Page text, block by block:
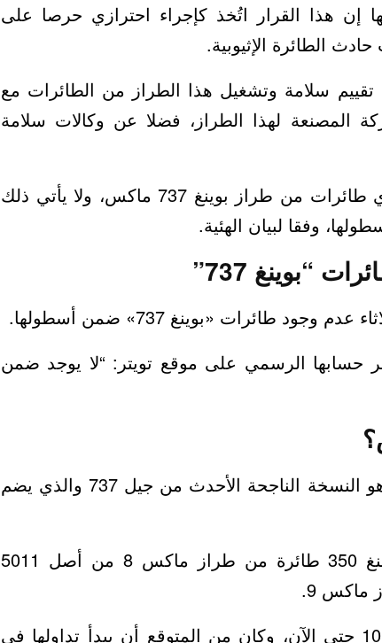
إن هذا القرار اتُخذ كإجراء احترازي حرصا على
الطائرة الإثيوبية.
تقييم سلامة وتشغيل هذا الطراز من الطائرات مع
المصنعة لهذا الطراز، فضلا عن وكالات سلامة
يُذكر أن شركة مصر للطيران لا تمتلك أي طائرات من طراز بوينغ 737 ماكس، ولا يأتي ذلك
وفقا لبيان الهئية.
“بوينغ 737”
طائرات «بوينغ 737» ضمن أسطولها.
حسابها الرسمي على موقع تويتر: “لا يوجد ضمن
يعتبر أسطول طائرات بوينغ 737 ماكس هو النسخة الناجحة الأحدث من جيل 737 والذي يضم
ومع نهاية يناير/كانون الثاني، سلمّت بوينغ 350 طائرة من طراز ماكس 8 من أصل 5011
9.
ولم تُسّلَم طائرات من طراز ماكس 7 و10 حتى الآن، وكان من المتوقع أن يبدأ تداولها في